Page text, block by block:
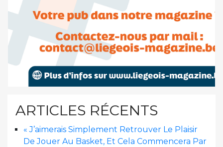
ARTICLES RÉCENTS
« J’aimerais Simplement Retrouver Le Plaisir
De Jouer Au Basket, Et Cela Commencera Par